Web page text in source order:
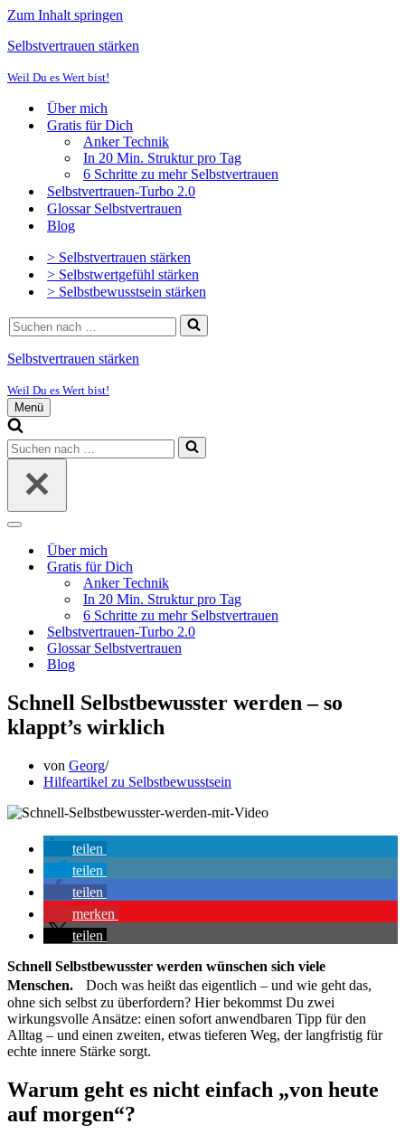
Zum Inhalt springen
Selbstvertrauen stärken
Weil Du es Wert bist!
Über mich
Gratis für Dich
Anker Technik
In 20 Min. Struktur pro Tag
6 Schritte zu mehr Selbstvertrauen
Selbstvertrauen-Turbo 2.0
Glossar Selbstvertrauen
Blog
> Selbstvertrauen stärken
> Selbstwertgefühl stärken
> Selbstbewusstsein stärken
Suchen
nach …
Selbstvertrauen stärken
Weil Du es Wert bist!
Menü
Navigationsmenü
Suchen
nach …
Navigationsmenü
Über mich
Gratis für Dich
Anker Technik
In 20 Min. Struktur pro Tag
6 Schritte zu mehr Selbstvertrauen
Selbstvertrauen-Turbo 2.0
Glossar Selbstvertrauen
Blog
Schnell Selbstbewusster werden – so
klappt’s wirklich
von Georg
Hilfeartikel zu Selbstbewusstsein
teilen
teilen
teilen
merken
teilen
Schnell Selbstbewusster werden wünschen sich viele
Menschen.
Doch was heißt das eigentlich – und wie geht das,
ohne sich selbst zu überfordern? Hier bekommst Du zwei
wirkungsvolle Ansätze: einen sofort anwendbaren Tipp für den
Alltag – und einen zweiten, etwas tieferen Weg, der langfristig für
echte innere Stärke sorgt.
Warum geht es nicht einfach „von heute
auf morgen“?